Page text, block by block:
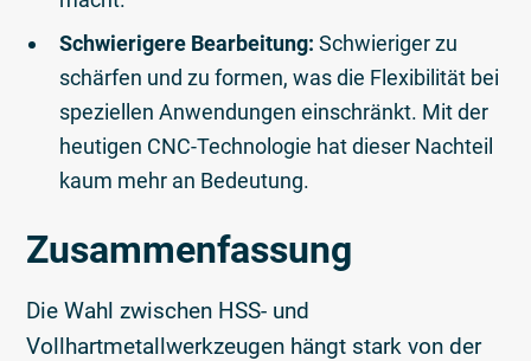
Schwierigere Bearbeitung: Schwieriger zu
schärfen und zu formen, was die Flexibilität bei
speziellen Anwendungen einschränkt. Mit der
heutigen CNC-Technologie hat dieser Nachteil
kaum mehr an Bedeutung.
Zusammenfassung
Die Wahl zwischen HSS- und
Vollhartmetallwerkzeugen hängt stark von der